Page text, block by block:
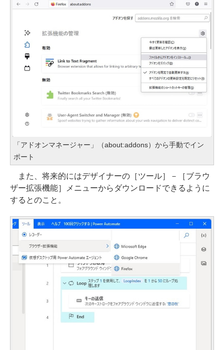
「アドオンマネージャー」（about:addons）から手動でイン
ポート
また、将来的にはデザイナーの［ツール］－［ブラウ
ザー拡張機能］メニューからダウンロードできるように
するとのこと。